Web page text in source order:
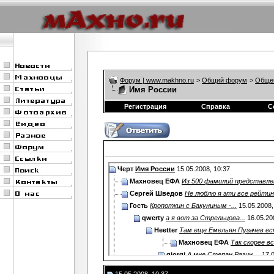
Форум | www.makhno.ru > Общий форум >
Имя России
Регистрация Справка
Черт Имя России 15.05.2008, 10:37
Махновец ЕФА Из 500 фамилий
Сергей Шведов Не люблю я эти все
Гость Кропоткин с Бакуниным -...
qwerty а я вот за Стрельцова...
Heetter Там еще Емельян Пугачев
Махновец ЕФА Так скорее
giorgi А мне Степан Разин ...
Черкас А за Бандеру там часом не...